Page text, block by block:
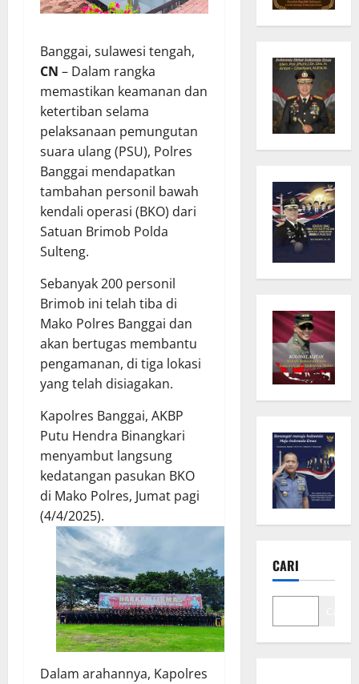
Banggai, sulawesi tengah,
CN – Dalam rangka
memastikan keamanan dan
ketertiban selama
pelaksanaan pemungutan
suara ulang (PSU), Polres
Banggai mendapatkan
tambahan personil bawah
kendali operasi (BKO) dari
Satuan Brimob Polda
Sulteng.
Sebanyak 200 personil
Brimob ini telah tiba di
Mako Polres Banggai dan
akan bertugas membantu
pengamanan, di tiga lokasi
yang telah disiagakan.
Kapolres Banggai, AKBP
Putu Hendra Binangkari
menyambut langsung
kedatangan pasukan BKO
di Mako Polres, Jumat pagi
(4/4/2025).
Dalam arahannya, Kapolres
CARI